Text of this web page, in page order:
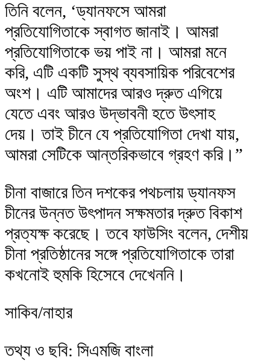
তিনি বলেন, ‘ড্যানফসে আমরা
প্রতিযোগিতাকে স্বাগত জানাই। আমরা
প্রতিযোগিতাকে ভয় পাই না। আমরা মনে
করি, এটি একটি সুস্থ ব্যবসায়িক পরিবেশের
অংশ। এটি আমাদের আরও দ্রুত এগিয়ে
যেতে এবং আরও উদ্ভাবনী হতে উৎসাহ
দেয়। তাই চীনে যে প্রতিযোগিতা দেখা যায়,
আমরা সেটিকে আন্তরিকভাবে গ্রহণ করি।”
চীনা বাজারে তিন দশকের পথচলায় ড্যানফস
চীনের উন্নত উৎপাদন সক্ষমতার দ্রুত বিকাশ
প্রত্যক্ষ করেছে। তবে ফাউসিং বলেন, দেশীয়
চীনা প্রতিষ্ঠানের সঙ্গে প্রতিযোগিতাকে তারা
কখনোই হুমকি হিসেবে দেখেননি।
সাকিব/নাহার
তথ্য ও ছবি: সিএমজি বাংলা